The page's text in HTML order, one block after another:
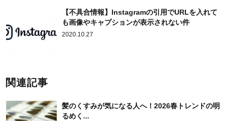
【不具合情報】Instagramの引用でURLを入れて
も画像やキャプションが表示されない件
2020.10.27
関連記事
髪のくすみが気になる人へ！2026春トレンドの明
るめく...